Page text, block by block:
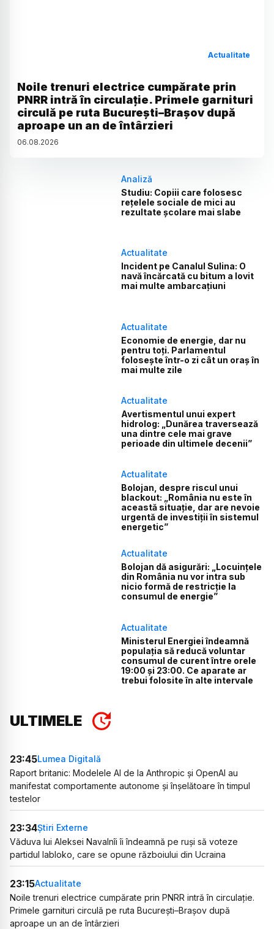
Actualitate
Noile trenuri electrice cumpărate prin
PNRR intră în circulație. Primele garnituri
circulă pe ruta București–Brașov după
aproape un an de întârzieri
06.08.2026
Analiză
Studiu: Copiii care folosesc
rețelele sociale de mici au
rezultate școlare mai slabe
Actualitate
Incident pe Canalul Sulina: O
navă încărcată cu bitum a lovit
mai multe ambarcațiuni
Actualitate
Economie de energie, dar nu
pentru toți. Parlamentul
folosește într-o zi cât un oraș în
mai multe zile
Actualitate
Avertismentul unui expert
hidrolog: „Dunărea traversează
una dintre cele mai grave
perioade din ultimele decenii”
Actualitate
Bolojan, despre riscul unui
blackout: „România nu este în
această situație, dar are nevoie
urgentă de investiții în sistemul
energetic”
Actualitate
Bolojan dă asigurări: „Locuințele
din România nu vor intra sub
nicio formă de restricție la
consumul de energie”
Actualitate
Ministerul Energiei îndeamnă
populația să reducă voluntar
consumul de curent între orele
19:00 și 23:00. Ce aparate ar
trebui folosite în alte intervale
ULTIMELE
23:45Lumea Digitală
Raport britanic: Modelele AI de la Anthropic și OpenAI au
manifestat comportamente autonome și înșelătoare în timpul
testelor
23:34Știri Externe
Văduva lui Aleksei Navalnîi îi îndeamnă pe ruși să voteze
partidul Iabloko, care se opune războiului din Ucraina
23:15Actualitate
Noile trenuri electrice cumpărate prin PNRR intră în circulație.
Primele garnituri circulă pe ruta București–Brașov după
aproape un an de întârzieri